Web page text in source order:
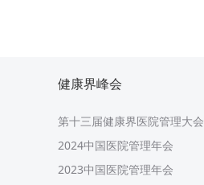
健康界峰会
第十三届健康界医院管理大会
2024中国医院管理年会
2023中国医院管理年会